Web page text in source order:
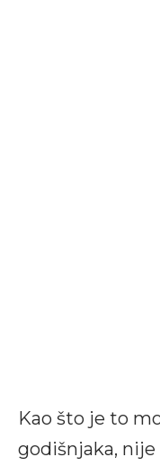
Kao što je to
godišnjaka,